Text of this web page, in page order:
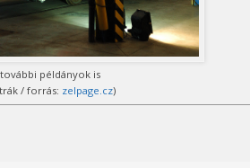
példányok is
/ forrás: zelpage.cz)